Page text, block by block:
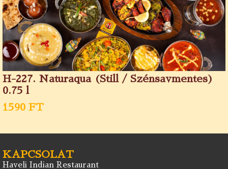
H-227. Naturaqua (Still / Szénsavmentes)
0.75 l
1590 FT
KAPCSOLAT
Haveli Indian Restaurant